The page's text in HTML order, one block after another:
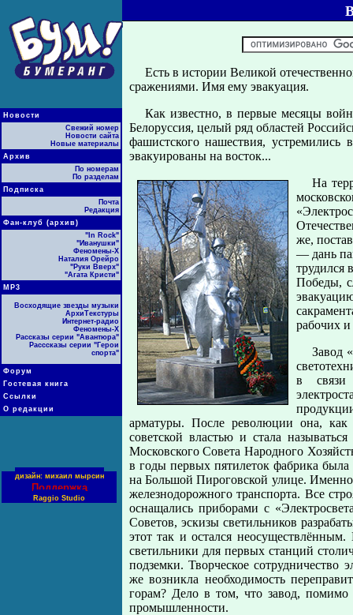
Новости
Свежий номер
Новости сайта
Новые материалы
Архив
По номерам
По разделам
Подписка
Почта
Редакция
Фан-клуб (архив)
"In Rock"
"Иванушки"
Феномены-Х
Наталия Орейро
"Руки Вверх"
"Агата Кристи"
МР3
Восходящие звезды музыки
АрхиТекстуры
Интернет-радио
Феномены-Х
Рассказы серии "Авантюра"
Расссказы серии "Герои
спорта"
Форум
Гостевая книга
Ссылки
О редакции
дизайн: михаил мырсин
Поддержка
Raggio Studio
Есть в истории Великой
сражениями. Имя ему эвакуация.
Как известно, в первые месяцы
Белоруссия, целый ряд областей
фашистского нашествия,
эвакуированы на восток...
На
же,
— дань
трудился
Победы,
рабочих
Завод
в связи
арматуры. После революции она,
советской властью и стала
Московского Совета Народного
в годы первых пятилеток фабрика была
на Большой Пироговской улице.
железнодорожного транспорта. Все
оснащались приборами с
Советов, эскизы светильников
этот так и остался
светильники для первых станций
подземки. Творческое сотрудничество
же возникла необходимость
горам? Дело в том, что завод,
промышленности.